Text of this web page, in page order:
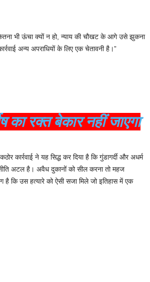
भी ऊंचा क्यों न हो, न्याय की चौखट के आगे उसे झुकना
अन्य अपराधियों के लिए एक चेतावनी है।”
का रक्त बेकार नहीं जाएगा
कार्रवाई ने यह सिद्ध कर दिया है कि गुंडागर्दी और अधर्म
नीति अटल है। अवैध दुकानों को सील करना तो महज
कि उस हत्यारे को ऐसी सजा मिले जो इतिहास में एक